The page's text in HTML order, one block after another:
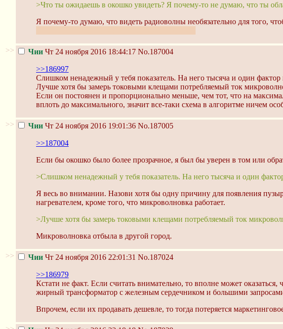
>Что ты ожидаешь в окошко увидеть? Я почему-то не думаю, что ты
Я почему-то думаю, что видеть радиоволны необязательно для того,
>> Чии Чт 24 ноября 2016 18:44:17 No.187004
>>186997
Слишком ненадежный у тебя показатель. На него тысяча и один фактор
Лучше хотя бы замерь токовыми клещами потребляемый ток
Если он постоянен и пропорционально меньше, чем тот, что на
вплоть до максимального, значит все-таки схема в алгоритме ничем
>> Чии Чт 24 ноября 2016 19:01:36 No.187005
>>187004
Если бы окошко было более прозрачное, я был бы уверен в том или
>Слишком ненадежный у тебя показатель. На него тысяча и один
Я весь во внимании. Назови хотя бы одну причину для появления
нагревателем, кроме того, что микроволновка работает.
>Лучше хотя бы замерь токовыми клещами потребляемый ток
Микроволновка отбыла в другой город.
>> Чии Чт 24 ноября 2016 22:01:31 No.187024
>>186979
Кстати не факт. Если считать внимательно, то вполне может
жирный трансформатор с железным сердечником и большими
Впрочем, если их продавать дешевле, то тогда потеряется